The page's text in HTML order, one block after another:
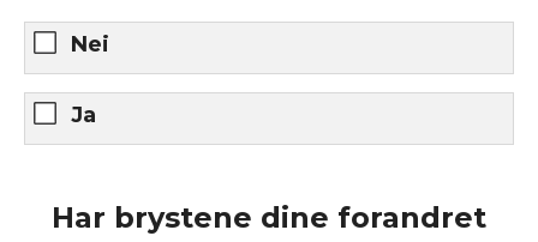
Nei
Ja
Har brystene dine forandret